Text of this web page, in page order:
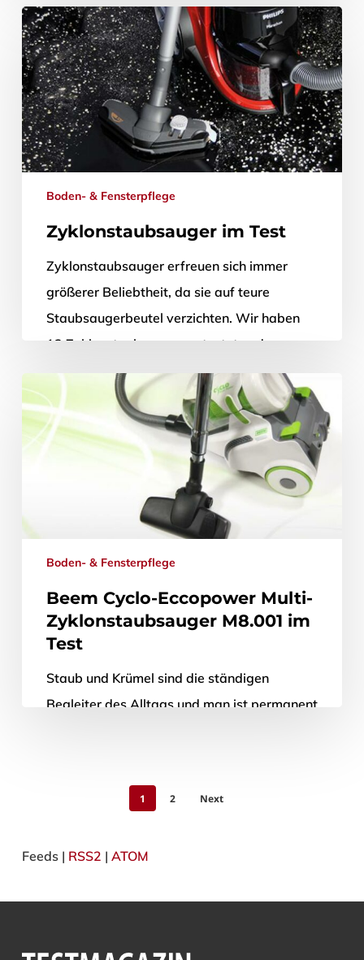
Wir haben mit dem Philips PowerPro
8766/01 ein zeitgemäßes…
31. Dezember 2012
Boden- & Fensterpflege
Zyklonstaubsauger im Test
Zyklonstaubsauger erfreuen sich immer
größerer Beliebtheit, da sie auf teure
Staubsaugerbeutel verzichten. Wir haben
13 Zyklonstaubsauger getestet und
verraten Ihnen ob das beutellose System
auch…
30. September 2012
Boden- & Fensterpflege
Beem Cyclo-Eccopower Multi-
Zyklonstaubsauger M8.001 im
Test
Staub und Krümel sind die ständigen
Begleiter des Alltags und man ist permanent
3. Dezember 2011
1 2 Next
Feeds | RSS2 | ATOM